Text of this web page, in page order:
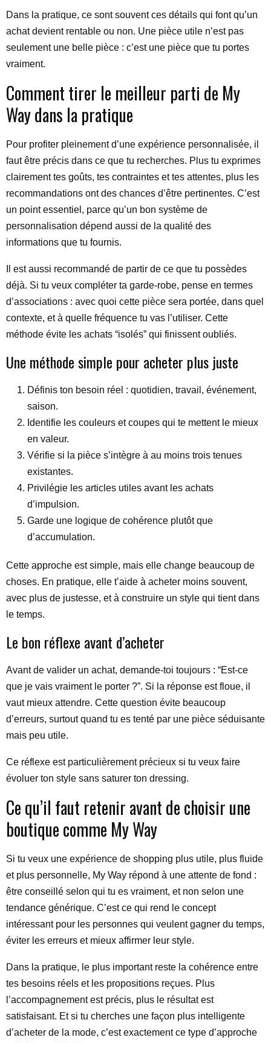
Dans la pratique, ce sont souvent ces détails qui font qu’un
achat devient rentable ou non. Une pièce utile n’est pas
seulement une belle pièce : c’est une pièce que tu portes
vraiment.
Comment tirer le meilleur parti de My
Way dans la pratique
Pour profiter pleinement d’une expérience personnalisée, il
faut être précis dans ce que tu recherches. Plus tu exprimes
clairement tes goûts, tes contraintes et tes attentes, plus les
recommandations ont des chances d’être pertinentes. C’est
un point essentiel, parce qu’un bon système de
personnalisation dépend aussi de la qualité des
informations que tu fournis.
Il est aussi recommandé de partir de ce que tu possèdes
déjà. Si tu veux compléter ta garde-robe, pense en termes
d’associations : avec quoi cette pièce sera portée, dans quel
contexte, et à quelle fréquence tu vas l’utiliser. Cette
méthode évite les achats “isolés” qui finissent oubliés.
Une méthode simple pour acheter plus juste
Définis ton besoin réel : quotidien, travail, événement,
saison.
Identifie les couleurs et coupes qui te mettent le mieux
en valeur.
Vérifie si la pièce s’intègre à au moins trois tenues
existantes.
Privilégie les articles utiles avant les achats
d’impulsion.
Garde une logique de cohérence plutôt que
d’accumulation.
Cette approche est simple, mais elle change beaucoup de
choses. En pratique, elle t’aide à acheter moins souvent,
avec plus de justesse, et à construire un style qui tient dans
le temps.
Le bon réflexe avant d’acheter
Avant de valider un achat, demande-toi toujours : “Est-ce
que je vais vraiment le porter ?”. Si la réponse est floue, il
vaut mieux attendre. Cette question évite beaucoup
d’erreurs, surtout quand tu es tenté par une pièce séduisante
mais peu utile.
Ce réflexe est particulièrement précieux si tu veux faire
évoluer ton style sans saturer ton dressing.
Ce qu’il faut retenir avant de choisir une
boutique comme My Way
Si tu veux une expérience de shopping plus utile, plus fluide
et plus personnelle, My Way répond à une attente de fond :
être conseillé selon qui tu es vraiment, et non selon une
tendance générique. C’est ce qui rend le concept
intéressant pour les personnes qui veulent gagner du temps,
éviter les erreurs et mieux affirmer leur style.
Dans la pratique, le plus important reste la cohérence entre
tes besoins réels et les propositions reçues. Plus
l’accompagnement est précis, plus le résultat est
satisfaisant. Et si tu cherches une façon plus intelligente
d’acheter de la mode, c’est exactement ce type d’approche